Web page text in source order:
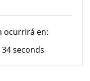
ocurrirá en:
seconds